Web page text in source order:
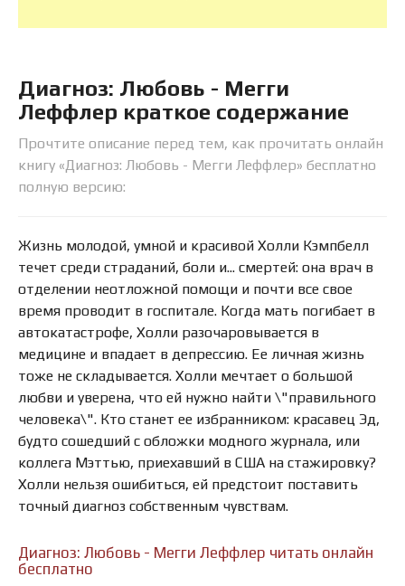
Диагноз: Любовь - Мегги
Леффлер краткое содержание
Прочтите описание перед тем, как прочитать онлайн
книгу «Диагноз: Любовь - Мегги Леффлер» бесплатно
полную версию:
Жизнь молодой, умной и красивой Холли Кэмпбелл
течет среди страданий, боли и... смертей: она врач в
отделении неотложной помощи и почти все свое
время проводит в госпитале. Когда мать погибает в
автокатастрофе, Холли разочаровывается в
медицине и впадает в депрессию. Ее личная жизнь
тоже не складывается. Холли мечтает о большой
любви и уверена, что ей нужно найти \"правильного
человека\". Кто станет ее избранником: красавец Эд,
будто сошедший с обложки модного журнала, или
коллега Мэттью, приехавший в США на стажировку?
Холли нельзя ошибиться, ей предстоит поставить
точный диагноз собственным чувствам.
Диагноз: Любовь - Мегги Леффлер читать онлайн
бесплатно